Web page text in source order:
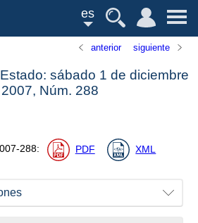
es
anterior siguiente
sábado 1 de diciembre
Núm. 288
288: PDF XML